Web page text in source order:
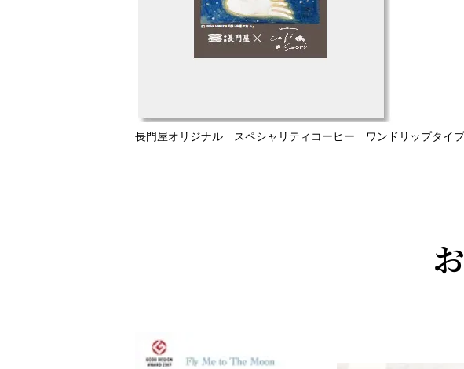
長門屋オリジナル スペシャリティコーヒー ワンドリップタイプ